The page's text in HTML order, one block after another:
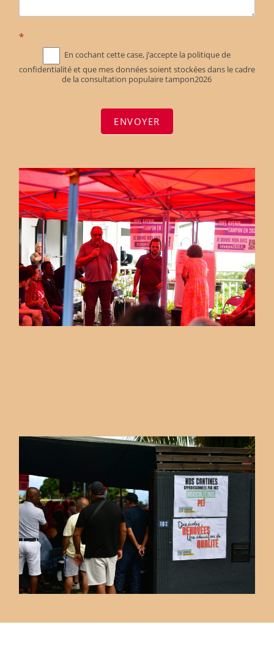
*
En cochant cette case, j’accepte la politique de
confidentialité et que mes données soient stockées dans le cadre
de la consultation populaire tampon2026
ENVOYER